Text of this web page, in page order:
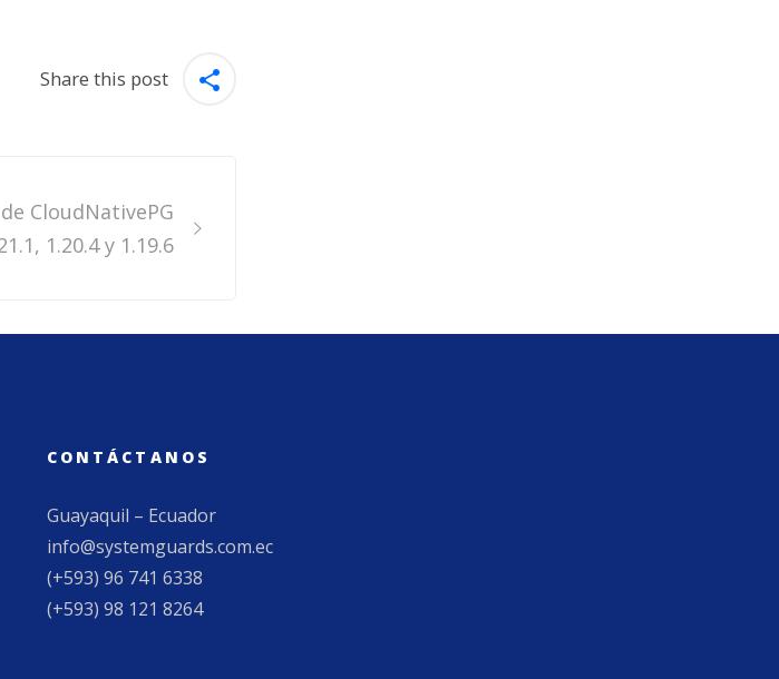
Share this post
CloudNativePG
1.20.4 y 1.19.6
CONTÁCTANOS
Guayaquil – Ecuador
info@systemguards.com.ec
(+593) 96 741 6338
(+593) 98 121 8264